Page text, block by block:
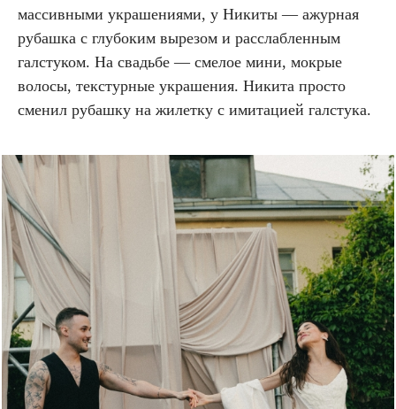
массивными украшениями, у Никиты — ажурная
рубашка с глубоким вырезом и расслабленным
галстуком. На свадьбе — смелое мини, мокрые
волосы, текстурные украшения. Никита просто
сменил рубашку на жилетку с имитацией галстука.